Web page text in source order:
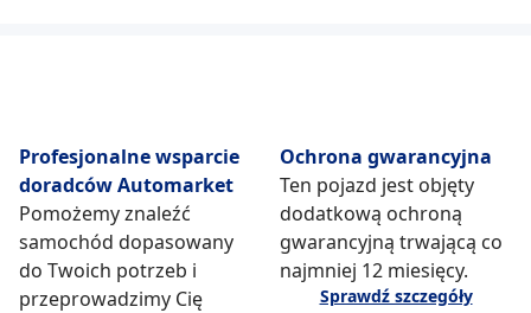
Profesjonalne wsparcie
doradców Automarket
Pomożemy znaleźć
samochód dopasowany
do Twoich potrzeb i
przeprowadzimy Cię
Ochrona gwarancyjna
Ten pojazd jest objęty
dodatkową ochroną
gwarancyjną trwającą co
najmniej 12 miesięcy.
Sprawdź szczegóły